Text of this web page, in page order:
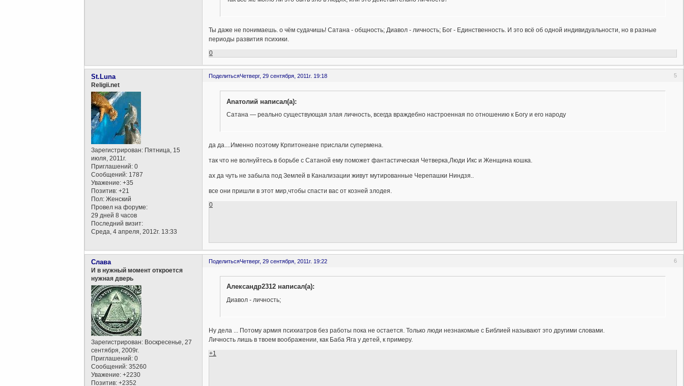
Ты даже не понимаешь. о чём судачишь! Сатана - общность; Диавол - личность; Бог - Единственность. И это всё об одной индивидуальности, но в разные
периоды развития психики.
0
Поделиться 5
Четверг, 29 сентября, 2011г. 19:18
St.Luna
Religii.net
Зарегистрирован: Пятница, 15
июля, 2011г.
Приглашений: 0
Сообщений: 1787
Уважение: +35
Позитив: +21
Пол: Женский
Провел на форуме:
29 дней 8 часов
Последний визит:
Среда, 4 апреля, 2012г. 13:33
Anaтолий написал(а):
Сатана — реально существующая злая личность, всегда враждебно настроенная по отношению к Богу и его народу
да да....Именно поэтому Крпитонеане прислали супермена.
так что не волнуйтесь в борьбе с Сатаной ему поможет фантастическая Четверка,Люди Икс и Женщина кошка.
ах да чуть не забыла под Землей в Канализации живут мутированные Черепашки Ниндзя..
все они пришли в этот мир,чтобы спасти вас от козней злодея.
0
Поделиться 6
Четверг, 29 сентября, 2011г. 19:22
Слава
И в нужный момент откроется
нужная дверь
Зарегистрирован: Воскресенье, 27
сентября, 2009г.
Приглашений: 0
Сообщений: 35260
Уважение: +2230
Позитив: +2352
Александр2312 написал(а):
Диавол - личность;
Ну дела ... Потому армия психиатров без работы пока не остается. Только люди незнакомые с Библией называют это другими словами.
Личность лишь в твоем воображении, как Баба Яга у детей, к примеру.
+1